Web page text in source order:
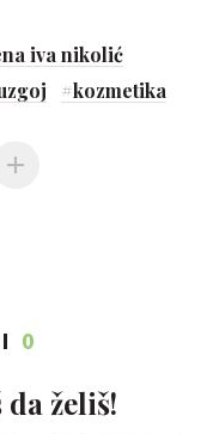
iva nikolić
#kozmetika
0
želiš!